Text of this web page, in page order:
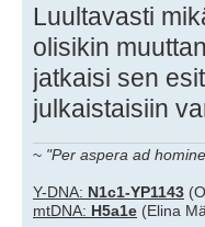
Luultavasti
olisikin
jatkaisi sen
julkaistaisiin
~ "Per aspera ad
Y-DNA: N1c1-YP1143
mtDNA: H5a1e (Elina